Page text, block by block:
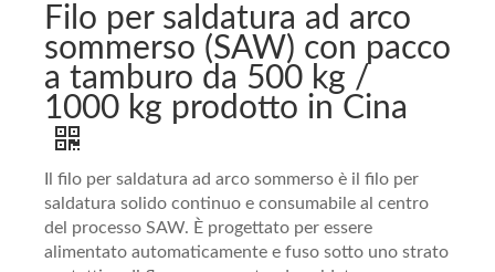
Filo per saldatura ad arco
sommerso (SAW) con pacco
a tamburo da 500 kg /
1000 kg prodotto in Cina
Il filo per saldatura ad arco sommerso è il filo per
saldatura solido continuo e consumabile al centro
del processo SAW. È progettato per essere
alimentato automaticamente e fuso sotto uno strato